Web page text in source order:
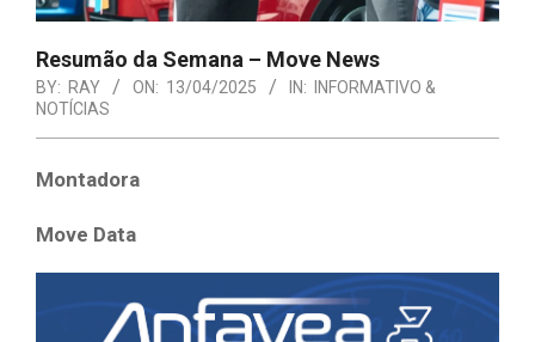
Resumão da Semana – Move News
BY: RAY ON: 13/04/2025 IN:
INFORMATIVO &
NOTÍCIAS
Montadora
Move Data